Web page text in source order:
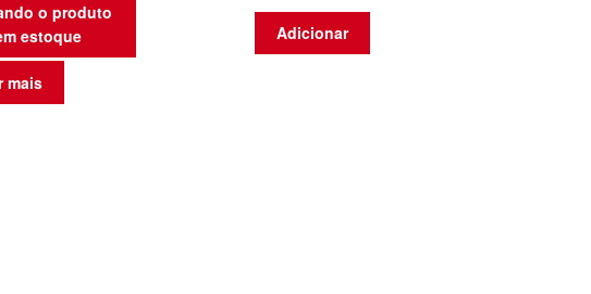
o produto
estoque
mais
Adicionar